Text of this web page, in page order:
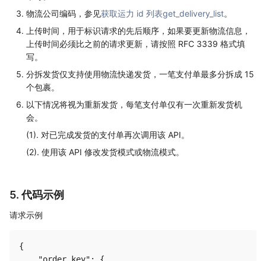
物流公司编码，参见获取运力 id 列表get_delivery_list。
上传时间，用于标识请求的先后顺序，如果要更新物流信息，
上传时间必须比之前的请求更新，请按照 RFC 3339 格式填
写。
分拆发货仅支持使用物流快递发货，一笔支付单最多分拆成 15
个包裹。
以下情况将视为重新发货，每笔支付单仅有一次重新发货机
会。
(1). 对已完成发货的支付单再次调用该 API。
(2). 使用该 API 修改发货模式或物流模式。
5. 代码示例
请求示例
{